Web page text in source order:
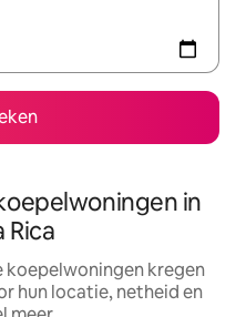
in
Rica
koepelwoningen kregen
hun locatie, netheid en